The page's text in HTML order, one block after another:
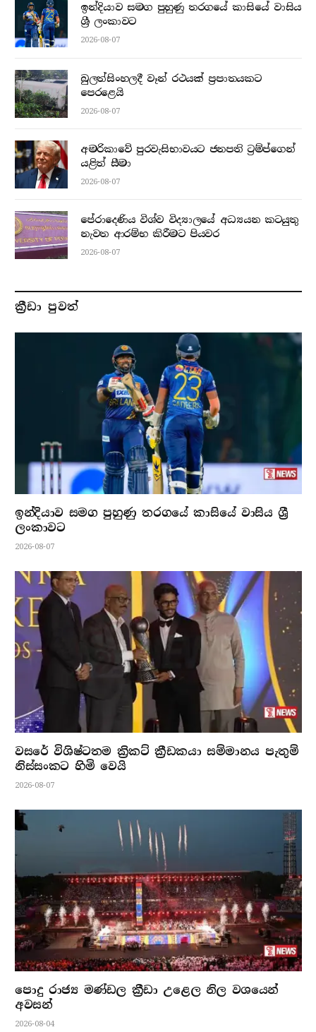
ඉන්දියාව සමග පුහුණු තරගයේ කාසියේ වාසිය
ශ්‍රී ලංකාවට
2026-08-07
බුලත්සිංහලදී වෑන් රථයක් ප්‍රපාතයකට
පෙරළෙයි
2026-08-07
අමරිකාවේ පුරවැසිභාවයට ජනපති ට්‍රම්ප්ගෙන්
යළිත් සීමා
2026-08-07
පේරාදෙණිය විශ්ව විද්‍යාලයේ අධ්‍යයන කටයුතු
නැවත ආරම්භ කිරීමට පියවර
2026-08-07
ක්‍රීඩා පුවත්
ඉන්දියාව සමග පුහුණු තරගයේ කාසියේ වාසිය ශ්‍රී
ලංකාවට
2026-08-07
වසරේ විශිෂ්ටතම ක්‍රිකට් ක්‍රීඩකයා සම්මානය පැතුම්
නිස්සංකට හිමි වෙයි
2026-08-07
පොදු රාජ්‍ය මණ්ඩල ක්‍රීඩා උළෙල නිල වශයෙන්
අවසන්
2026-08-04